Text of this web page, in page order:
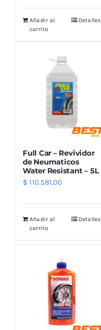
Añadir al
carrito
Detalles
Full Car – Revividor
de Neumaticos
Water Resistant – 5L
$ 110.581,00
Añadir al
carrito
Detalles